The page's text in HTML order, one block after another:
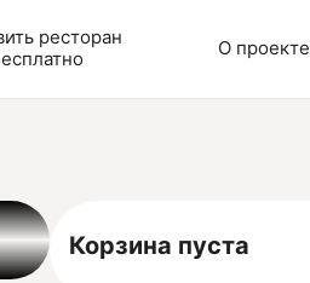
ресторан
О проекте
Корзина пуста